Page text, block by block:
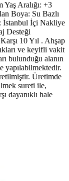
Aralığı: +3
Boya: Su Bazlı
İstanbul İçi Nakliye
Desteği
10 Yıl . Ahşap
ve keyifli vakit
bulunduğu alanın
yapılabilmektedir.
Üretimde
sureti ile,
dayanıklı hale